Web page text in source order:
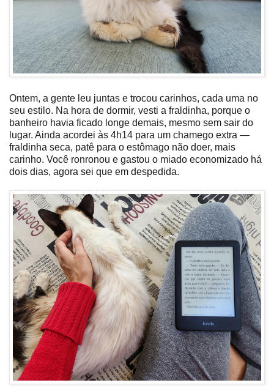
Ontem, a gente leu juntas e trocou carinhos, cada uma no
seu estilo. Na hora de dormir, vesti a fraldinha, porque o
banheiro havia ficado longe demais, mesmo sem sair do
lugar. Ainda acordei às 4h14 para um chamego extra —
fraldinha seca, patê para o estômago não doer, mais
carinho. Você ronronou e gastou o miado economizado há
dois dias, agora sei que em despedida.